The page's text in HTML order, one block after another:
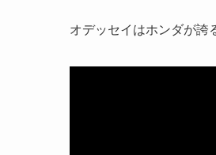
オデッセイはホンダが誇